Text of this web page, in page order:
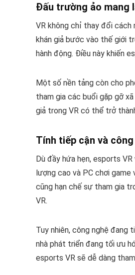
Đấu trường ảo mang
VR không chỉ thay đổi
khán giả bước vào thế giới
hành động. Điều này khiến
Một số nền tảng còn cho
tham gia các buổi gặp gỡ
giả trong VR có thể trở
Tính tiếp cận và
Dù đầy hứa hẹn, esports
lượng cao và PC chơi
cũng hạn chế sự tham gia
VR.
Tuy nhiên, công nghệ đang
nhà phát triển đang tối ưu
esports VR sẽ dễ dàng